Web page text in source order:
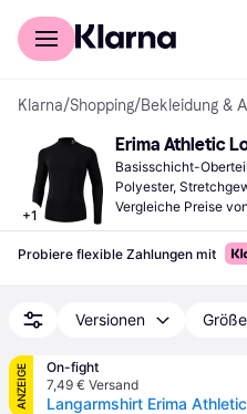
Für Shopper
Klarna/Shopping/Bekleidung &
+1
Erima Athletic
Basisschicht-
Polyester,
Vergleiche Preise von
Probiere flexible Zahlungen mit
Versionen
ANZEIGE
On-fight
7,49 € Versand
Langarmshirt Erima Athletic